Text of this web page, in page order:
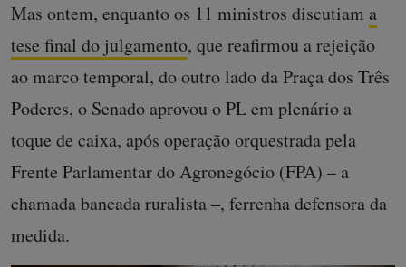
Mas ontem, enquanto os 11 ministros discutiam a
tese final do julgamento, que reafirmou a rejeição
ao marco temporal, do outro lado da Praça dos Três
Poderes, o Senado aprovou o PL em plenário a
toque de caixa, após operação orquestrada pela
Frente Parlamentar do Agronegócio (FPA) – a
chamada bancada ruralista –, ferrenha defensora da
medida.